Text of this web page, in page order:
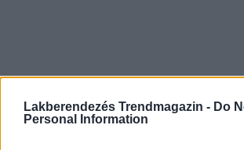
Lakberendezés Trendmagazin - Do
Personal Information